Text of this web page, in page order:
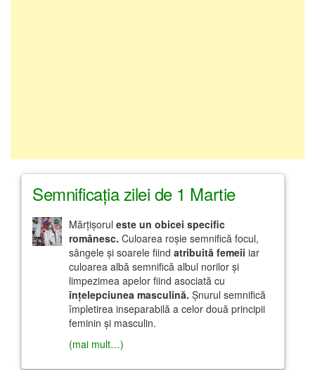
Semnificaţia zilei de 1 Martie
Mărţişorul este un obicei specific
românesc. Culoarea roşie semnifică focul,
sângele şi soarele fiind atribuită femeii iar
culoarea albă semnifică albul norilor şi
limpezimea apelor fiind asociată cu
înţelepciunea masculină. Şnurul semnifică
împletirea inseparabilă a celor două principii
feminin şi masculin.
(mai mult…)